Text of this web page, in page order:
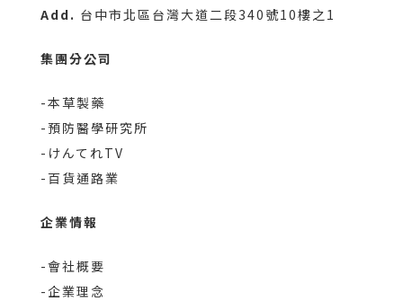
Add. 台中市北區台灣大道二段340號10樓之1
集團分公司
-本草製藥
-預防醫學研究所
-けんてれTV
-百貨通路業
企業情報
-會社概要
-企業理念